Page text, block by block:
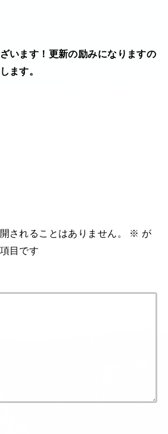
います！更新の励みになりますの
ます。
されることはありません。 ※ が
目です